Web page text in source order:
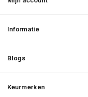
Informatie
Blogs
Keurmerken